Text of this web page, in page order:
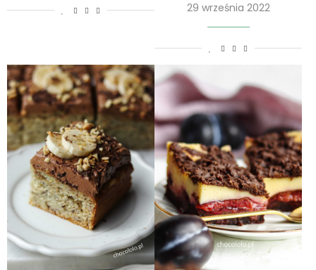
29 września 2022